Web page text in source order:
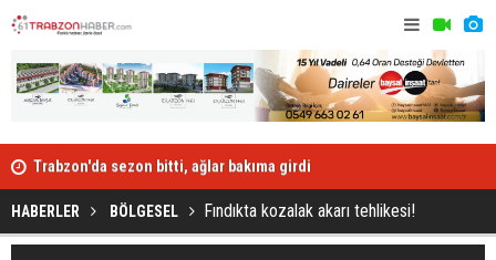
Trabzon'da sezon bitti, ağlar bakıma girdi
HABERLER BÖLGESEL Fındıkta kozalak akarı tehlikesi!